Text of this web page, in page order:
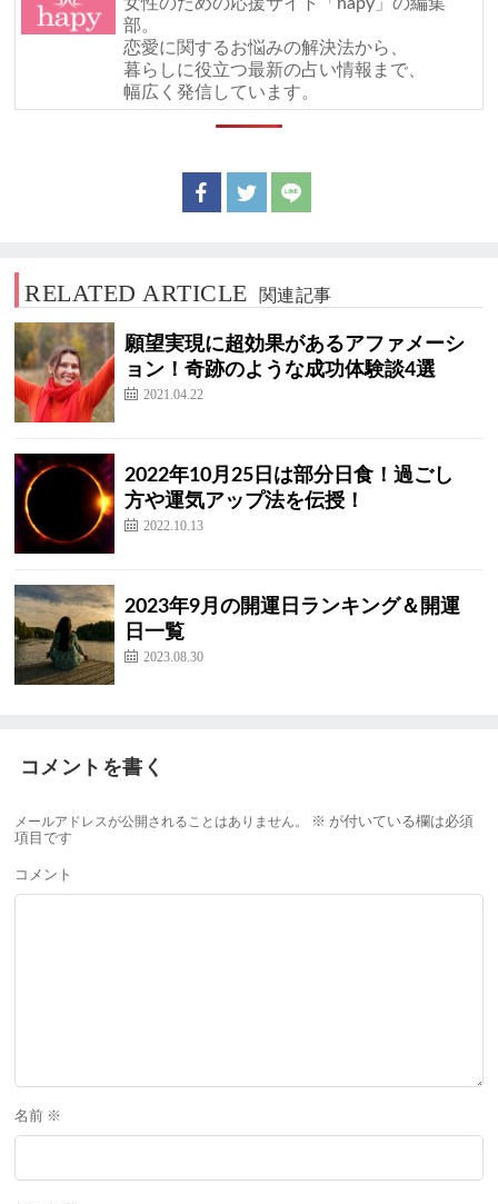
部。
恋愛に関するお悩みの解決法から、
暮らしに役立つ最新の占い情報まで、
幅広く発信しています。
RELATED ARTICLE 関連記事
願望実現に超効果があるアファメーシ
ョン！奇跡のような成功体験談4選
2021.04.22
2022年10月25日は部分日食！過ごし
方や運気アップ法を伝授！
2022.10.13
2023年9月の開運日ランキング＆開運
日一覧
2023.08.30
コメントを書く
メールアドレスが公開されることはありません。 ※ が付いている欄は必須
項目です
コメント
名前 ※